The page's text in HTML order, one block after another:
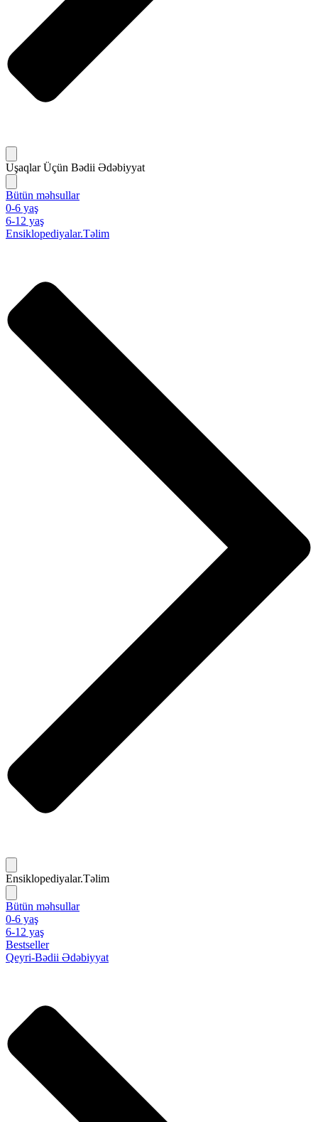
Uşaqlar Üçün Bədii Ədəbiyyat
Bütün məhsullar
0-6 yaş
6-12 yaş
Ensiklopediyalar.Təlim
Ensiklopediyalar.Təlim
Bütün məhsullar
0-6 yaş
6-12 yaş
Bestseller
Qeyri-Bədii Ədəbiyyat